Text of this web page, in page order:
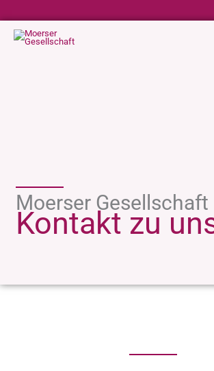
Inhalt
springen
Moerser Gesellschaft
Kontakt zu